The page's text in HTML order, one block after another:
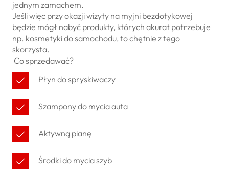
jednym zamachem.
Jeśli więc przy okazji wizyty na myjni bezdotykowej
będzie mógł nabyć produkty, których akurat potrzebuje
np. kosmetyki do samochodu, to chętnie z tego
skorzysta.
Co sprzedawać?
Płyn do spryskiwaczy
Szampony do mycia auta
Aktywną pianę
Środki do mycia szyb